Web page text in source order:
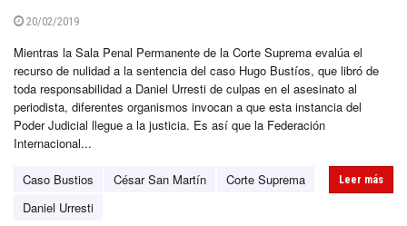
20/02/2019
Mientras la Sala Penal Permanente de la Corte Suprema evalúa el
recurso de nulidad a la sentencia del caso Hugo Bustíos, que libró de
toda responsabilidad a Daniel Urresti de culpas en el asesinato al
periodista, diferentes organismos invocan a que esta instancia del
Poder Judicial llegue a la justicia. Es así que la Federación
Internacional...
Caso Bustios César San Martín
Corte Suprema
Daniel Urresti
Leer más